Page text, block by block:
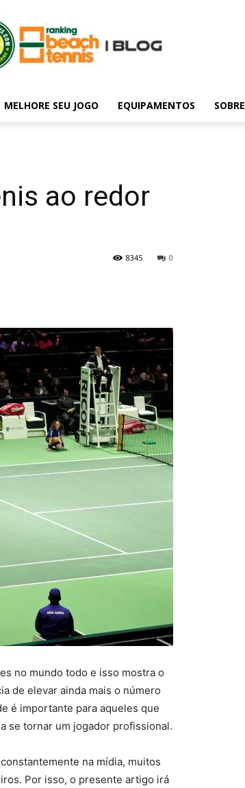
do
MELHORE SEU JOGO EQUIPAMENTOS SOBRE
ao redor
0
8345
no mundo todo e isso mostra o
de elevar ainda mais o número
é importante para aqueles que
se tornar um jogador profissional.
na mídia, muitos
Por isso, o presente artigo irá